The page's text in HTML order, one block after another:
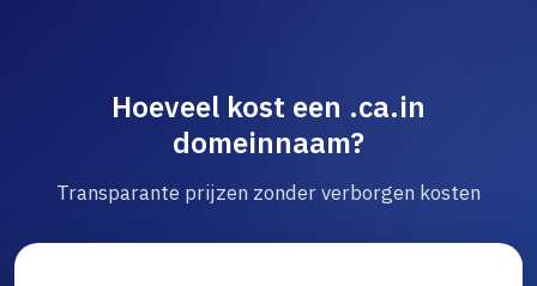
Hoeveel kost een .ca.in
domeinnaam?
Transparante prijzen zonder verborgen kosten